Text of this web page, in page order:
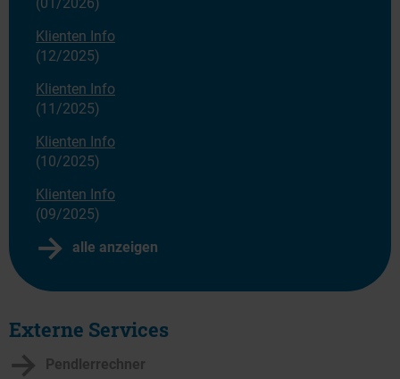
Externe Services
Pendlerrechner
(01/2026)
Klienten Info
(12/2025)
Klienten Info
(11/2025)
Klienten Info
(10/2025)
Klienten Info
(09/2025)
alle anzeigen